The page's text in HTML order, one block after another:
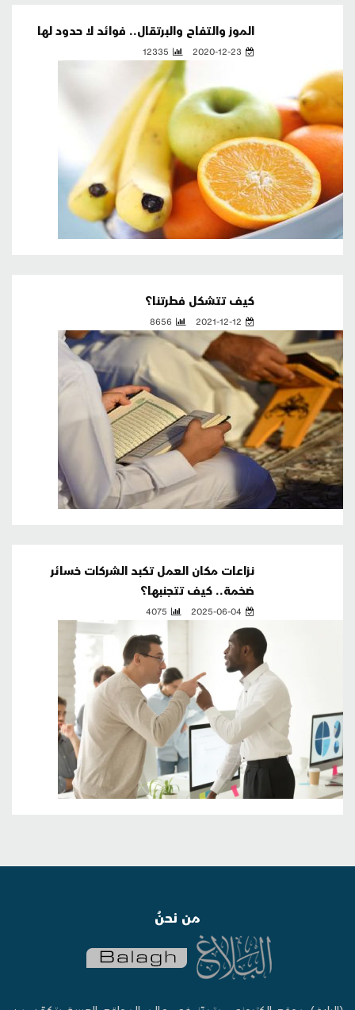
الموز والتفاح والبرتقال.. فوائد لا حدود لها
2020-12-23
12335
كيف تتشكل فطرتنا؟
2021-12-12
8656
نزاعات مكان العمل تكبد الشركات خسائر
ضخمة.. كيف تتجنبها؟
2025-06-04
4075
من نحنُ